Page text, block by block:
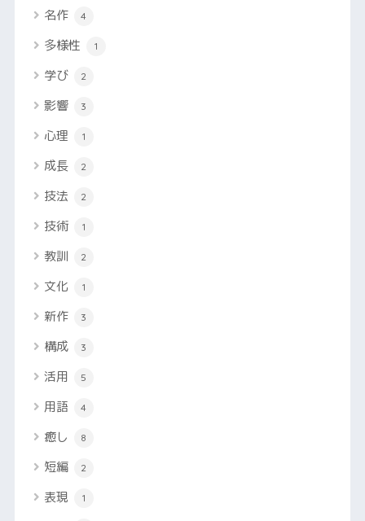
名作 4
多様性 1
学び 2
影響 3
心理 1
成長 2
技法 2
技術 1
教訓 2
文化 1
新作 3
構成 3
活用 5
用語 4
癒し 8
短編 2
表現 1